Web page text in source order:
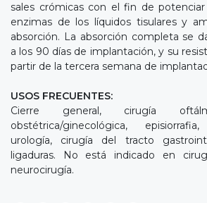
sales crómicas con el fin de
enzimas de los líquidos tisulares y
absorción. La absorción completa se
a los 90 días de implantación, y su
partir de la tercera semana de
USOS FRECUENTES:
Cierre general, cirugía
obstétrica/ginecológica,
urología, cirugía del tracto
ligaduras. No está indicado en
neurocirugía.